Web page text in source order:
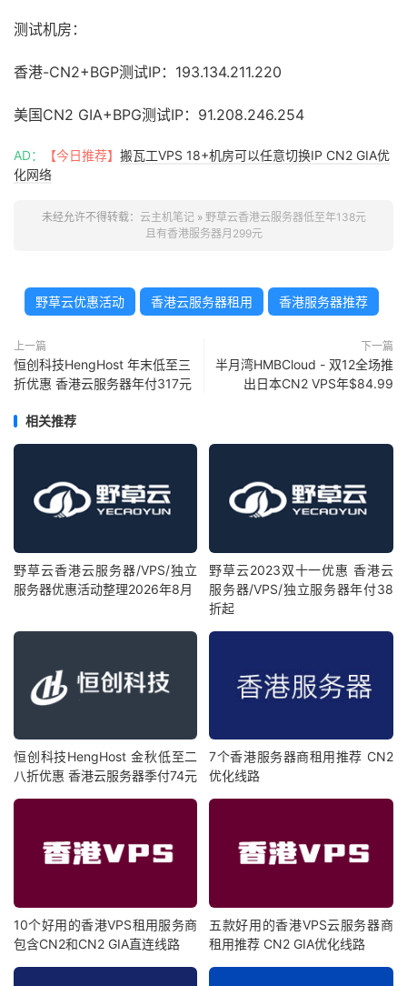
测试机房：
香港-CN2+BGP测试IP：193.134.211.220
美国CN2 GIA+BPG测试IP：91.208.246.254
AD： 【今日推荐】 搬瓦工VPS 18+机房可以任意切换IP CN2 GIA优
化网络
未经允许不得转载： 云主机笔记» 野草云香港云服务器低至年138元
且有香港服务器月299元
野草云优惠活动 香港云服务器租用 香港服务器推荐
上一篇
恒创科技HengHost 年末低至三
折优惠 香港云服务器年付317元
下一篇
半月湾HMBCloud - 双12全场推
出日本CN2 VPS年$84.99
相关推荐
野草云香港云服务器/VPS/独立
服务器优惠活动整理2026年8月
野草云2023双十一优惠 香港云
服务器/VPS/独立服务器年付38
折起
恒创科技HengHost 金秋低至二
八折优惠 香港云服务器季付74元
7个香港服务器商租用推荐 CN2
优化线路
10个好用的香港VPS租用服务商
包含CN2和CN2 GIA直连线路
五款好用的香港VPS云服务器商
租用推荐 CN2 GIA优化线路